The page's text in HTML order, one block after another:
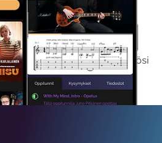
Ilmaiseksi
saat koko sisältömme käyttöösi
ajaksi.